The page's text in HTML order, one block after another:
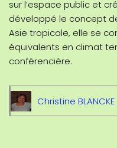
sur l’espace public et
développé le concept
Asie tropicale, elle se
équivalents en climat
conférencière.
Christine BLANCKE